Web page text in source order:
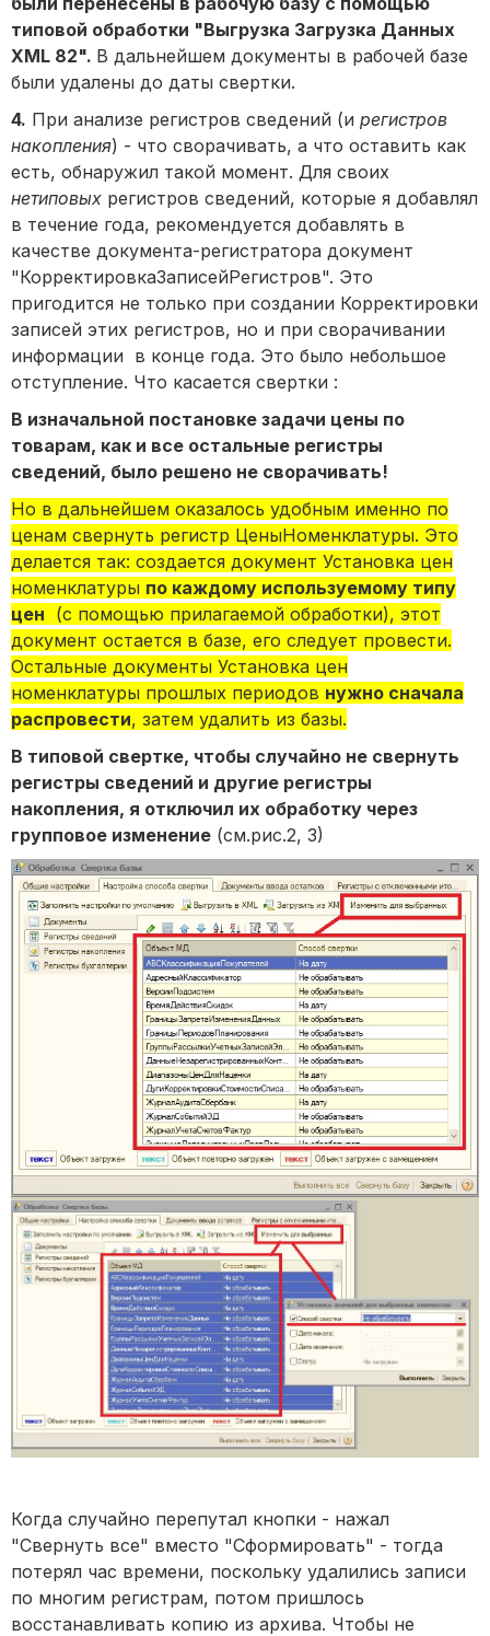
типовой обработки "Выгрузка Загрузка Данных
XML 82". В дальнейшем документы в рабочей базе
были удалены до даты свертки.
4. При анализе регистров сведений (и регистров
накопления) - что сворачивать, а что оставить как
есть, обнаружил такой момент. Для своих
нетиповых регистров сведений, которые я добавлял
в течение года, рекомендуется добавлять в
качестве документа-регистратора документ
"КорректировкаЗаписейРегистров". Это
пригодится не только при создании Корректировки
записей этих регистров, но и при сворачивании
информации в конце года. Это было небольшое
отступление. Что касается свертки :
В изначальной постановке задачи цены по
товарам, как и все остальные регистры
сведений, было решено не сворачивать!
Но в дальнейшем оказалось удобным именно по
ценам свернуть регистр ЦеныНоменклатуры. Это
делается так: создается документ Установка цен
номенклатуры по каждому используемому типу
цен (с помощью прилагаемой обработки), этот
документ остается в базе, его следует провести.
Остальные документы Установка цен
номенклатуры прошлых периодов нужно сначала
распровести, затем удалить из базы.
В типовой свертке, чтобы случайно не свернуть
регистры сведений и другие регистры
накопления, я отключил их обработку через
групповое изменение (см.рис.2, 3)
Когда случайно перепутал кнопки - нажал
"Свернуть все" вместо "Сформировать" - тогда
потерял час времени, поскольку удалились записи
по многим регистрам, потом пришлось
восстанавливать копию из архива. Чтобы не